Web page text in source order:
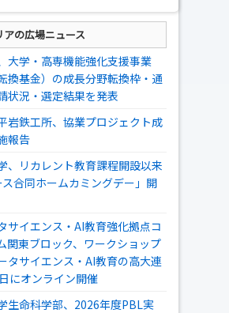
の広場ニュース
大学・高専機能強化支援事業
換基金）の成長分野転換枠・通
状況・選定結果を発表
岩鉄工所、協業プロジェクト成
報告
、リカレント教育課程開設以来
合同ホームカミングデー」開
サイエンス・AI教育強化拠点コ
関東ブロック、ワークショップ
タサイエンス・AI教育の高大連
にオンライン開催
生命科学部、2026年度PBL実